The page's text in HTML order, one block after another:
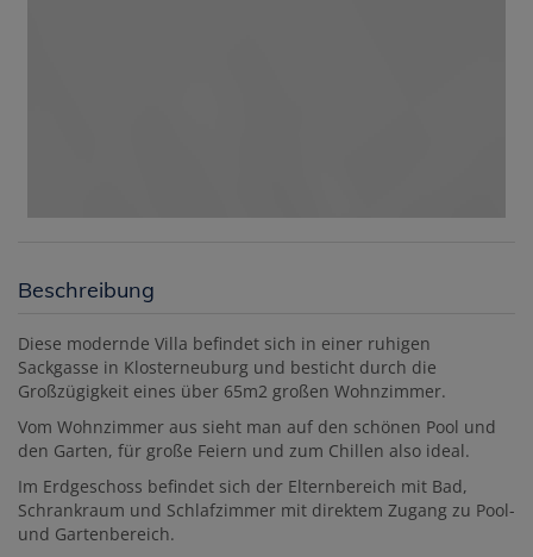
Beschreibung
Diese modernde Villa befindet sich in einer ruhigen
Sackgasse in Klosterneuburg und besticht durch die
Großzügigkeit eines über 65m2 großen Wohnzimmer.
Vom Wohnzimmer aus sieht man auf den schönen Pool und
den Garten, für große Feiern und zum Chillen also ideal.
Im Erdgeschoss befindet sich der Elternbereich mit Bad,
Schrankraum und Schlafzimmer mit direktem Zugang zu Pool-
und Gartenbereich.